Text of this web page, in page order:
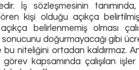
İş sözleşmesinin
kişi olduğu açıkça
belirlenmemiş olması
sonucunu doğurmayacağı gibi
niteliğini ortadan kaldırmaz.
kapsamında çalışılan işler